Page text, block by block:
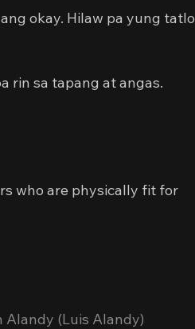
okay. Hilaw pa yung tatlo
rin sa tapang at angas.
who are physically fit for
Alandy (Luis Alandy)